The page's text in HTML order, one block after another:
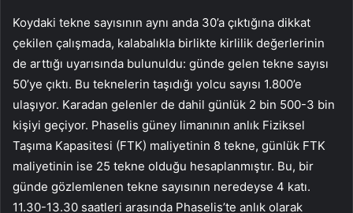
Koydaki tekne sayısının aynı anda 30’a çıktığına dikkat
çekilen çalışmada, kalabalıkla birlikte kirlilik değerlerinin
de arttığı uyarısında bulunuldu: günde gelen tekne sayısı
50’ye çıktı. Bu teknelerin taşıdığı yolcu sayısı 1.800’e
ulaşıyor. Karadan gelenler de dahil günlük 2 bin 500-3 bin
kişiyi geçiyor. Phaselis güney limanının anlık Fiziksel
Taşıma Kapasitesi (FTK) maliyetinin 8 tekne, günlük FTK
maliyetinin ise 25 tekne olduğu hesaplanmıştır. Bu, bir
günde gözlemlenen tekne sayısının neredeyse 4 katı.
11.30-13.30 saatleri arasında Phaselis’te anlık olarak